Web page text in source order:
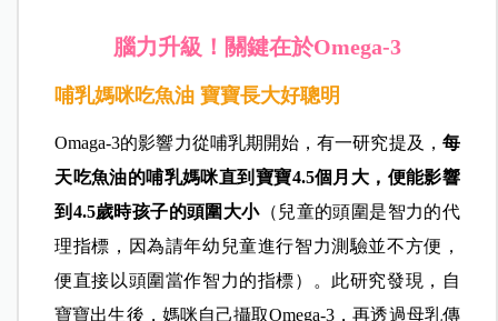
腦力升級！關鍵在於Omega-3
哺乳媽咪吃魚油 寶寶長大好聰明
Omaga-3的影響力從哺乳期開始，有一研究提及， 每
天吃魚油的哺乳媽咪直到寶寶4.5個月大，便能影響
到4.5歲時孩子的頭圍大小（兒童的頭圍是智力的代
理指標，因為請年幼兒童進行智力測驗並不方便，
便直接以頭圍當作智力的指標）。此研究發現，自
寶寶出生後，媽咪自己攝取Omega-3，再透過母乳傳